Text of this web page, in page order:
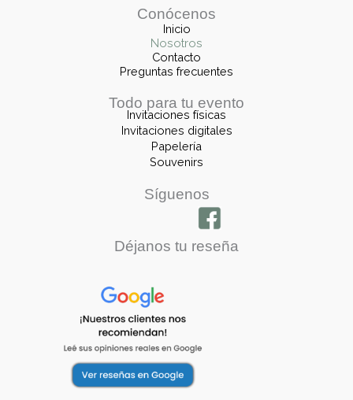
Conócenos
Inicio
Nosotros
Contacto
Preguntas frecuentes
Todo para tu evento
Invitaciones físicas
Invitaciones digitales
Papelería
Souvenirs
Síguenos
Déjanos tu reseña